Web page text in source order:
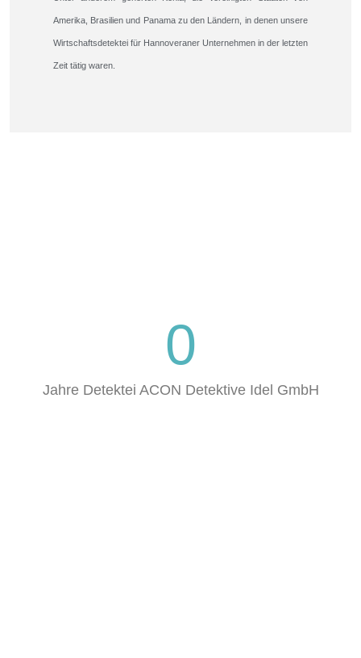
Amerika, Brasilien und Panama zu den Ländern, in denen unsere
Wirtschaftsdetektei für Hannoveraner Unternehmen in der letzten
Zeit tätig waren.
0
Jahre Detektei ACON Detektive Idel GmbH